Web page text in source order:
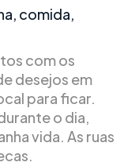
comida,
com os
desejos em
para ficar.
o dia,
vida. As ruas